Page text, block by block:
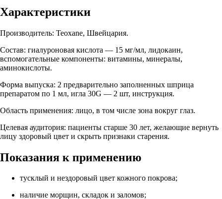
Характеристики
Производитель: Teoxane, Швейцария.
Состав: гиалуроновая кислота — 15 мг/мл, лидокаин,
вспомогательные компоненты: витамины, минералы,
аминокислоты.
Форма выпуска: 2 предварительно заполненных шприца
препаратом по 1 мл, игла 30G — 2 шт, инструкция.
Область применения: лицо, в том числе зона вокруг глаз.
Целевая аудитория: пациенты старше 30 лет, желающие вернуть
лицу здоровый цвет и скрыть признаки старения.
Показания к применению
тусклый и нездоровый цвет кожного покрова;
наличие морщин, складок и заломов;